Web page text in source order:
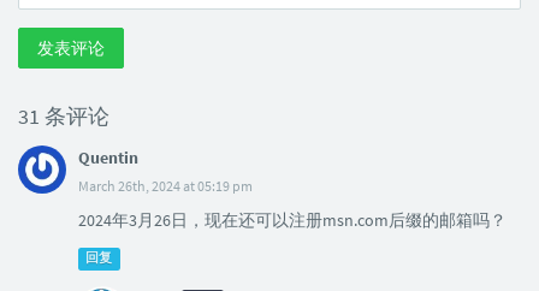
发表评论
31 条评论
Quentin
March 26th, 2024 at 05:19 pm
2024年3月26日，现在还可以注册msn.com后缀的邮箱吗？
回复